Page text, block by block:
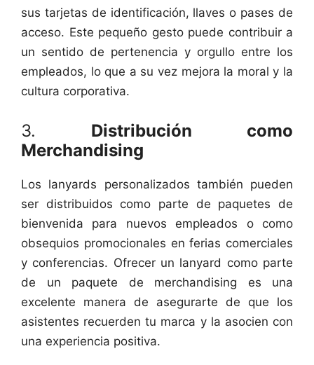
sus tarjetas de identificación, llaves o pases de
acceso. Este pequeño gesto puede contribuir a
un sentido de pertenencia y orgullo entre los
empleados, lo que a su vez mejora la moral y la
cultura corporativa.
3. Distribución como
Merchandising
Los lanyards personalizados también pueden
ser distribuidos como parte de paquetes de
bienvenida para nuevos empleados o como
obsequios promocionales en ferias comerciales
y conferencias. Ofrecer un lanyard como parte
de un paquete de merchandising es una
excelente manera de asegurarte de que los
asistentes recuerden tu marca y la asocien con
una experiencia positiva.